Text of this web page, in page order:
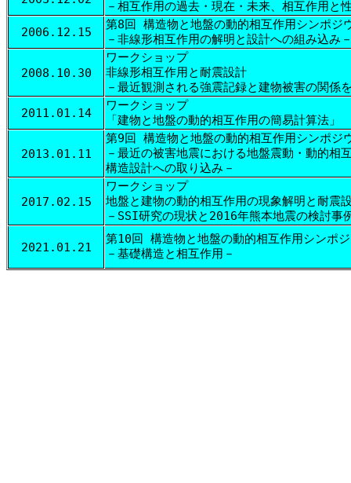
－相互作用の過去・現在・未来、相互作用と
2006.12.15
第8回 構造物と地盤の動的相互作用シンポジ
－非線形相互作用の解明と設計への組み込み
2008.10.30
ワークショップ
非線形相互作用と耐震設計
－最近観測される強震記録と建物被害の関係
2011.01.14
ワークショップ
「建物と地盤の動的相互作用の簡易計算法」
2013.01.11
第9回 構造物と地盤の動的相互作用シンポジ
－最近の被害地震における地盤震動・動的相
構造設計への取り込み－
2017.02.15
ワークショップ
地盤と建物の動的相互作用の現象解明と耐震
－SSI研究の現状と2016年熊本地震の検討事
2021.01.21
第10回 構造物と地盤の動的相互作用シンポ
－基礎構造と相互作用－